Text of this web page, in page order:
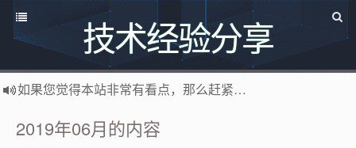
技术经验分享
如果您觉得本站非常有看点，那么赶紧使用Ctrl+D 收藏百味博客吧
2019年06月的内容